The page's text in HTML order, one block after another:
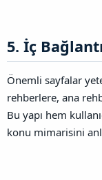
5. İç
Önemli sayfalar
rehberlere, ana
Bu yapı hem
konu mimarisini